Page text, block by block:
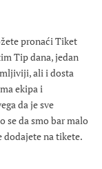
pronaći Tiket
Tip dana, jedan
ali i dosta
ekipa i
da je sve
se da smo bar malo
na tikete.